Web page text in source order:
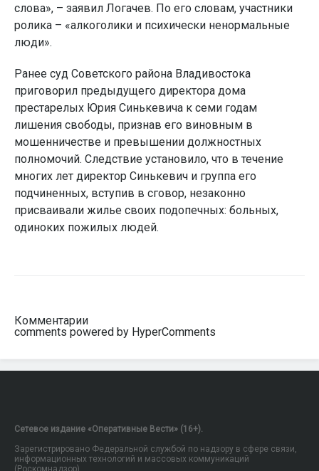
слова», – заявил Логачев. По его словам, участники
ролика – «алкоголики и психически ненормальные
люди».
Ранее суд Советского района Владивостока
приговорил предыдущего директора дома
престарелых Юрия Синькевича к семи годам
лишения свободы, признав его виновным в
мошенничестве и превышении должностных
полномочий. Следствие установило, что в течение
многих лет директор Синькевич и группа его
подчиненных, вступив в сговор, незаконно
присваивали жилье своих подопечных: больных,
одиноких пожилых людей.
Комментарии
comments powered by HyperComments
Сетевое издание «Оперативные Вести» (16+).
Зарегистрировано Федеральной службой по надзору в сфере связи,
информационных технологий и массовых коммуникаций
(Роскомнадзор).